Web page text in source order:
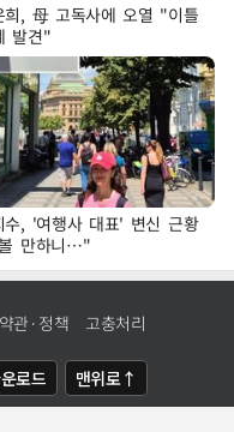
희, 母 고독사에 오열 "이틀
발견"
수, '여행사 대표' 변신 근황
만하니…"
약관·정책 고충처리
로드 맨위로↑